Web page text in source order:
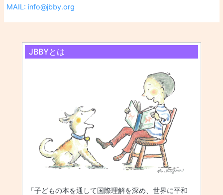
MAIL: info@jbby.org
JBBYとは
「子どもの本を通して国際理解を深め、世界に平和